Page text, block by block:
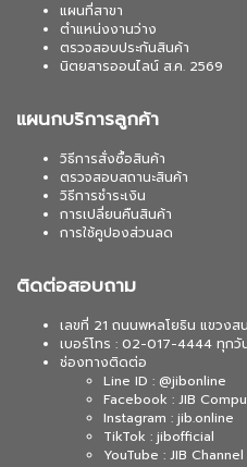
แผนที่สาขา
ตำแหน่งงานว่าง
ตรวจสอบประกันสินค้า
นิตยสารออนไลน์ ส.ค. 2569
แผนกบริการลูกค้า
วิธีการสั่งซื้อสินค้า
ตรวจสอบสถานะสินค้า
วิธีการชำระเงิน
การเปลี่ยนคืนสินค้า
การใช้คูปองส่วนลด
ติดต่อสอบถาม
เลขที่ 21 ถนนพหลโยธิน แขวง
เบอร์โทร : 02-017-4444 ทุกวั
ช่องทางติดต่อ
Line ID : @jibonline
Facebook : JIB
Instagram : jib.online
TikTok : jibofficial
YouTube : JIB Channel